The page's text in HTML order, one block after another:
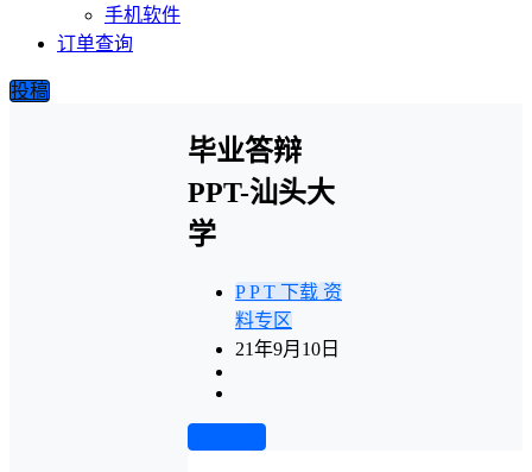
手机软件
订单查询
投稿
毕业答辩
PPT-汕头大
学
P P T 下载 资
料专区
21年9月10日